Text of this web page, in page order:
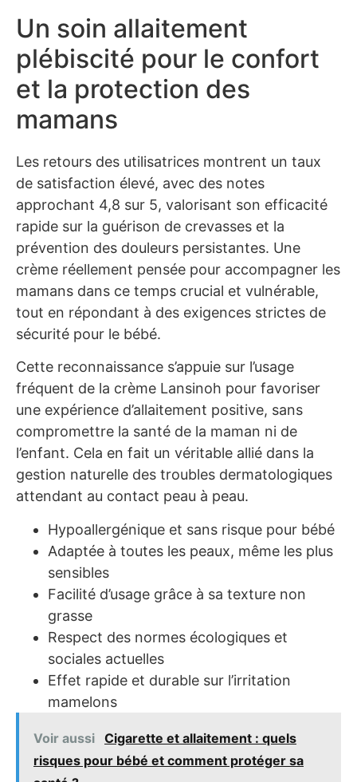
Un soin allaitement
plébiscité pour le confort
et la protection des
mamans
Les retours des utilisatrices montrent un taux
de satisfaction élevé, avec des notes
approchant 4,8 sur 5, valorisant son efficacité
rapide sur la guérison de crevasses et la
prévention des douleurs persistantes. Une
crème réellement pensée pour accompagner les
mamans dans ce temps crucial et vulnérable,
tout en répondant à des exigences strictes de
sécurité pour le bébé.
Cette reconnaissance s’appuie sur l’usage
fréquent de la crème Lansinoh pour favoriser
une expérience d’allaitement positive, sans
compromettre la santé de la maman ni de
l’enfant. Cela en fait un véritable allié dans la
gestion naturelle des troubles dermatologiques
attendant au contact peau à peau.
Hypoallergénique et sans risque pour bébé
Adaptée à toutes les peaux, même les plus
sensibles
Facilité d’usage grâce à sa texture non
grasse
Respect des normes écologiques et
sociales actuelles
Effet rapide et durable sur l’irritation
mamelons
Voir aussi Cigarette et allaitement : quels
risques pour bébé et comment protéger sa